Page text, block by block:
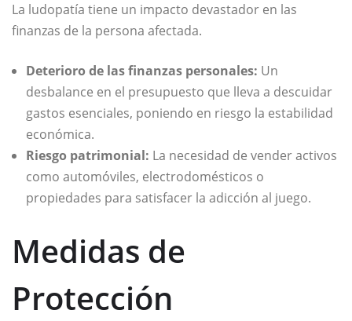
La ludopatía tiene un impacto devastador en las
finanzas de la persona afectada.
Deterioro de las finanzas personales: Un
desbalance en el presupuesto que lleva a descuidar
gastos esenciales, poniendo en riesgo la estabilidad
económica.
Riesgo patrimonial: La necesidad de vender activos
como automóviles, electrodomésticos o
propiedades para satisfacer la adicción al juego.
Medidas de
Protección